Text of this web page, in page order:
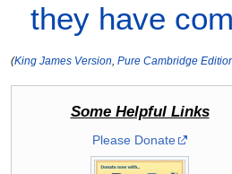
they have
(King James Version Pure Cambridge
Some Helpful Links
Please Donate